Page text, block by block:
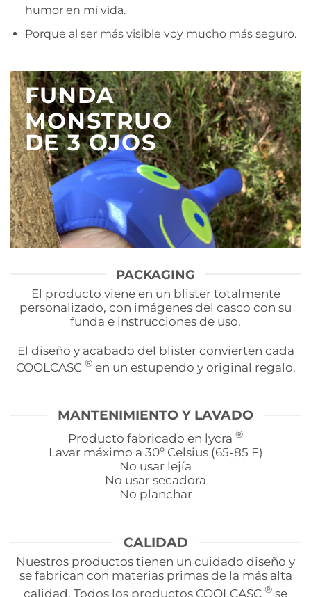
humor en mi vida.
Porque al ser más visible voy mucho más seguro.
FUNDA
MONSTRUO
DE 3 OJOS
PACKAGING
El producto viene en un blister totalmente
personalizado, con imágenes del casco con su
funda e instrucciones de uso.
El diseño y acabado del blister convierten cada
COOLCASC® en un estupendo y original regalo.
MANTENIMIENTO Y LAVADO
Producto fabricado en lycra ®
Lavar máximo a 30º Celsius (65-85 F)
No usar lejía
No usar secadora
No planchar
CALIDAD
Nuestros productos tienen un cuidado diseño y
se fabrican con materias primas de la más alta
calidad. Todos los productos COOLCASC ® se